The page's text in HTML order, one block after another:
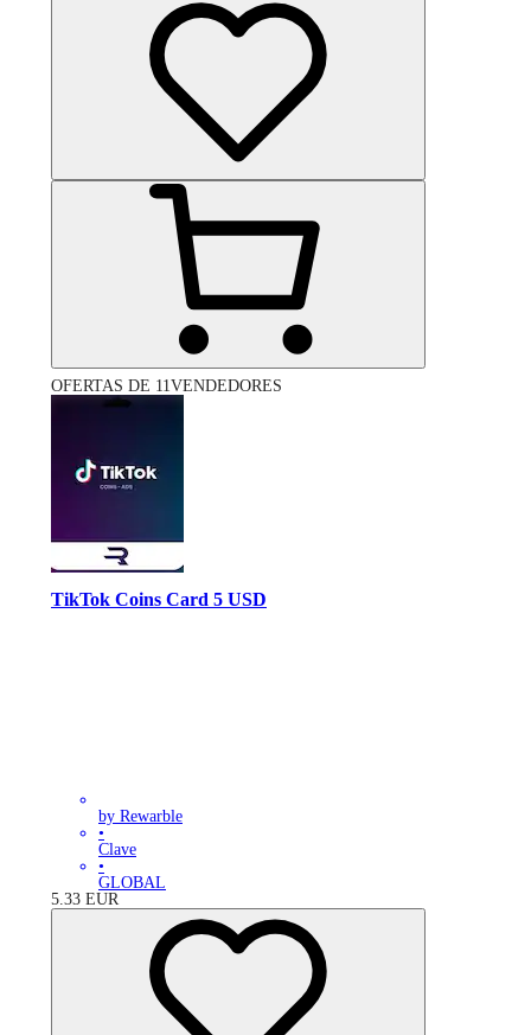
OFERTAS DE 11VENDEDORES
TikTok Coins Card 5 USD
by Rewarble
•
Clave
•
GLOBAL
5.33 EUR